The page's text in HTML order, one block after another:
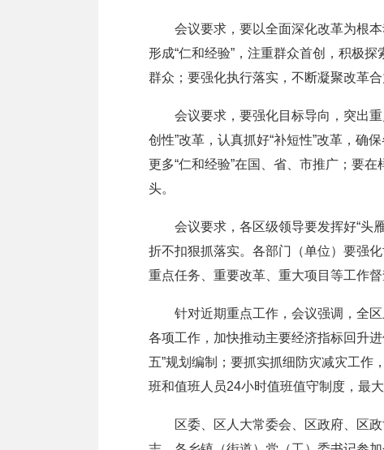
会议要求，要以全面深化改革为根本
形成“仁和经验”，注重群众首创，积极
群众；要强化执行落实，不断凝聚改革
会议要求，要强化目标导向，突出重
创性”改革，认真抓好“补短性”改革，确
更多“仁和经验”在国、省、市推广；要
头。
会议要求，各区级领导要发挥好“头雁
折不扣狠抓落实。各部门（单位）要强
重点任务、重要改革、重大项目等工作
针对近期重点工作，会议强调，全区
各项工作，加快推动主要经济指标回升
五”规划编制；要抓实抓细防灾减灾工作
班和值班人员24小时值班值守制度，最
区委、区人大常委会、区政府、区政